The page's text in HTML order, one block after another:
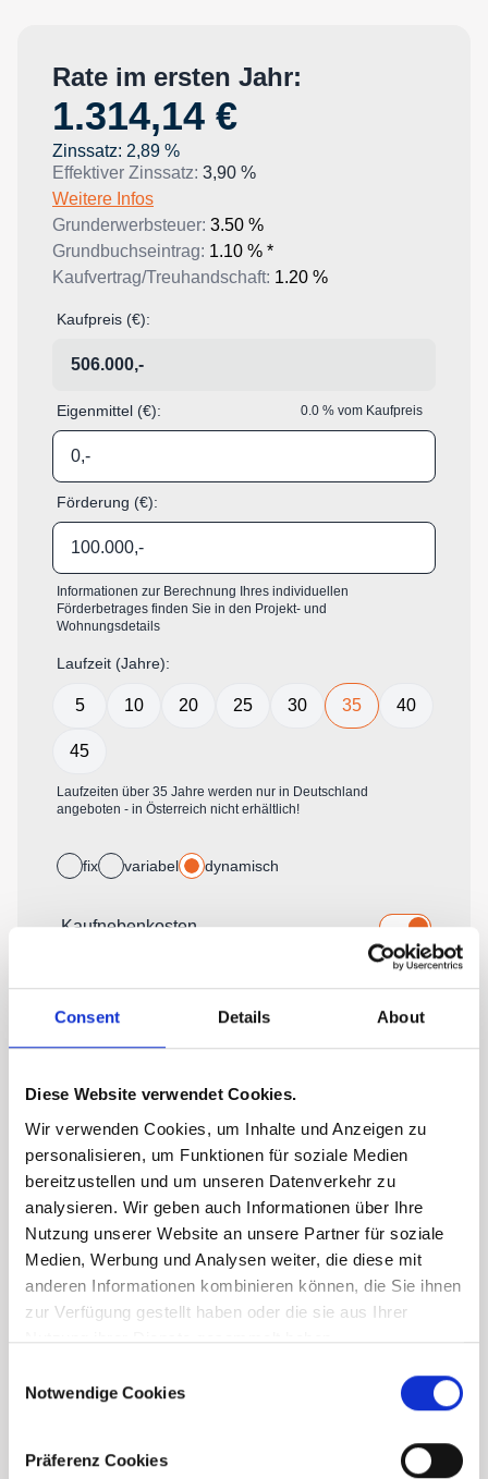
Consent Details About
Diese Website verwendet Cookies.
Wir verwenden Cookies, um Inhalte und Anzeigen zu
personalisieren, um Funktionen für soziale Medien
bereitzustellen und um unseren Datenverkehr zu
analysieren. Wir geben auch Informationen über Ihre
Nutzung unserer Website an unsere Partner für soziale
Medien, Werbung und Analysen weiter, die diese mit
anderen Informationen kombinieren können, die Sie ihnen
zur Verfügung gestellt haben oder die sie aus Ihrer
Nutzung ihrer Dienste gesammelt haben.
Selection
Notwendige Cookies
Präferenz Cookies